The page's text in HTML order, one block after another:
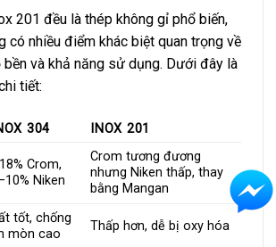
201 đều là thép không gỉ phổ biến,
có nhiều điểm khác biệt quan trọng về
bền và khả năng sử dụng. Dưới đây là
tiết:
304 INOX 201
Crom,
Niken
Crom tương đương
nhưng Niken thấp, thay
bằng Mangan
tốt, chống
mòn cao
Thấp hơn, dễ bị oxy hóa